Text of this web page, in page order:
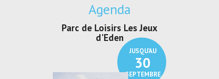
Agenda
JUSQU'AU
30
SEPTEMBRE
Parc de Loisirs Les Jeux
d'Eden